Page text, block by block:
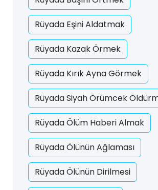
Rüyada Eşini Aldatmak
Rüyada Kazak Örmek
Rüyada Kırık Ayna Görmek
Rüyada Siyah Örümcek
Rüyada Ölüm Haberi Almak
Rüyada Ölünün Ağlaması
Rüyada Ölünün Dirilmesi